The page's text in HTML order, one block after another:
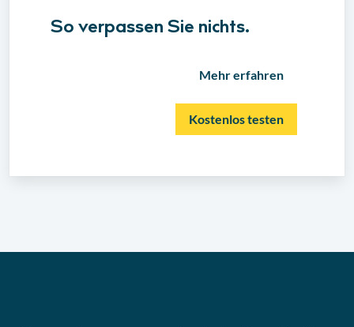
So verpassen Sie nichts.
Mehr erfahren
Kostenlos testen